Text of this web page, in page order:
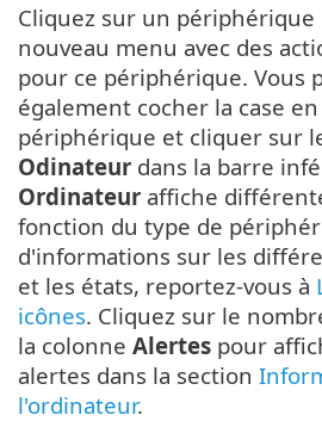
Cliquez sur un
nouveau menu avec des
pour ce périphérique. Vous
également cocher la case
périphérique et cliquer sur
Odinateur dans la barre
Ordinateur affiche
fonction du type de
d'informations sur les
et les états, reportez-vous à
icônes. Cliquez sur le
la colonne Alertes pour
alertes dans la section
l'ordinateur.